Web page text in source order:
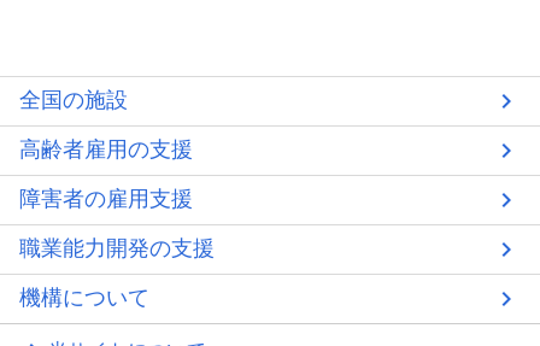
全国の施設
高齢者雇用の支援
障害者の雇用支援
職業能力開発の支援
機構について